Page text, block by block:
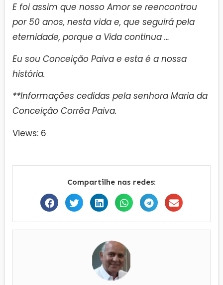
E foi assim que nosso Amor se reencontrou
por 50 anos, nesta vida e, que seguirá pela
eternidade, porque a Vida continua …
Eu sou Conceição Paiva e esta é a nossa
história.
**Informações cedidas pela senhora Maria da
Conceição Corrêa Paiva.
Views: 6
Compartilhe nas redes: